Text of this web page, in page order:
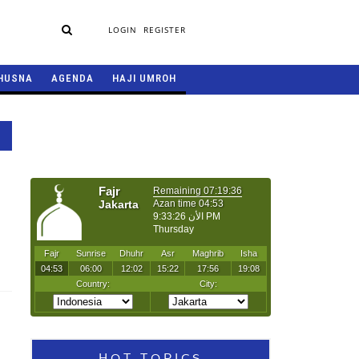
LOGIN REGISTER
AGENDA HAJI UMROH